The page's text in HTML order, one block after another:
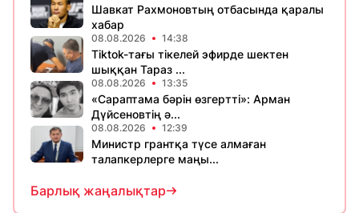
Шавкат Рахмоновтың отбасында қаралы
хабар
08.08.2026 14:38
Tiktok-тағы тікелей эфирде шектен
шыққан Тараз ...
08.08.2026 13:35
«Сараптама бәрін өзгертті»: Арман
Дүйсеновтің ә...
08.08.2026 12:39
Министр грантқа түсе алмаған
талапкерлерге маңы...
Барлық жаңалықтар